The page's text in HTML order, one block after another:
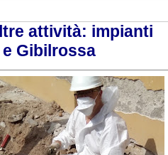
attività: impianti
Gibilrossa